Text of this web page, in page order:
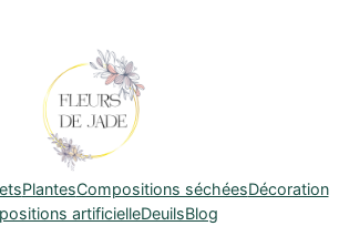
PlantesCompositions séchéesDécoration
artificielleDeuilsBlog